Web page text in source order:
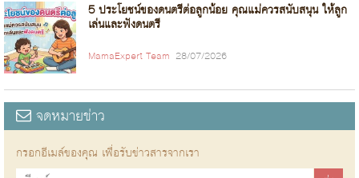
5 ประโยชน์ของดนตรีต่อลูกน้อย คุณแม่ควรสนับสนุน ให้ลูก
เล่นและฟังดนตรี
MamaExpert Team 28/07/2026
จดหมายข่าว
กรอกอีเมล์ของคุณ เพื่อรับข่าวสารจากเรา